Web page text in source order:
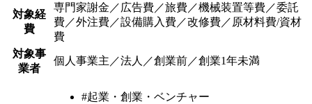
対象経
費
専門家謝金／広告費／旅費／機械装置等費／委託
費／外注費／設備購入費／改修費／原材料費/資材
費
対象事
業者
個人事業主／法人／創業前／創業1年未満
#起業・創業・ベンチャー